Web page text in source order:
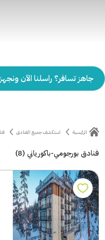
جاهز تسافر؟ راسلنا الآن
الرئيسية استكشف جميع الفنادق
فنادق بورجومي-باكورياني (8)